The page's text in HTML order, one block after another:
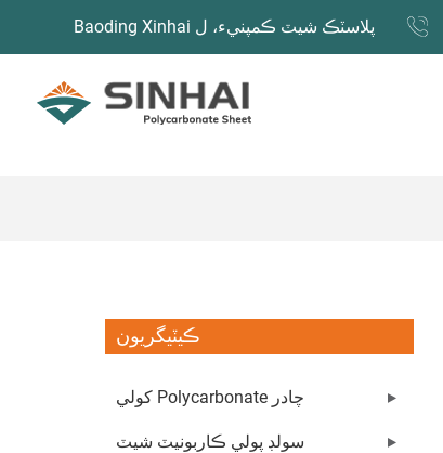
Baoding Xinhai پلاسٽڪ شيٽ ڪمپنيء، ل
ڪيٽيگريون
کولي Polycarbonate چادر
سولڊ پولي ڪاربونيٽ شيٽ